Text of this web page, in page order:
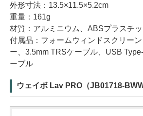
外形寸法：13.5×11.5×5.2cm
重量：161g
材質：アルミニウム、ABSプラスチ
付属品：フォームウィンドスクリー
ー、3.5mm TRSケーブル、USB
ーブル
ウェイボ Lav PRO（JB01718-BWW